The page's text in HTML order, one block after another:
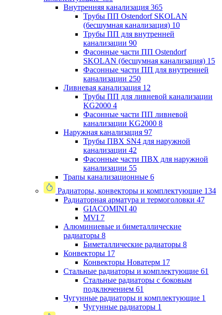
Внутренняя канализация 365
Трубы ПП Ostendorf SKOLAN
(бесшумная канализация) 10
Трубы ПП для внутренней
канализации 90
Фасонные части ПП Ostendorf
SKOLAN (бесшумная канализация) 15
Фасонные части ПП для внутренней
канализации 250
Ливневая канализация 12
Трубы ПП для ливневой канализации
KG2000 4
Фасонные части ПП ливневой
канализации KG2000 8
Наружная канализация 97
Трубы ПВХ SN4 для наружной
канализации 42
Фасонные части ПВХ для наружной
канализации 55
Трапы канализационные 6
Радиаторы, конвекторы и комплектующие 134
Радиаторная арматура и термоголовки 47
GIACOMINI 40
MVI 7
Алюминиевые и биметаллические
радиаторы 8
Биметаллические радиаторы 8
Конвекторы 17
Конвекторы Новатерм 17
Стальные радиаторы и комплектующие 61
Стальные радиаторы с боковым
подключением 61
Чугунные радиаторы и комплектующие 1
Чугунные радиаторы 1